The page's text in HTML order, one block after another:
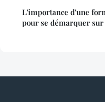
L'importance d'une
pour se démarquer